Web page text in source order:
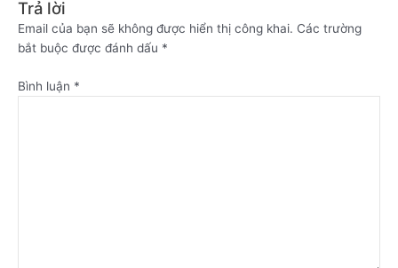
Trả lời
Email của bạn sẽ không được hiển thị công khai. Các trường
bắt buộc được đánh dấu *
Bình luận *